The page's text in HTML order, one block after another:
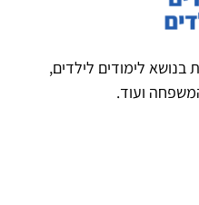
בנושא לימודים לילדים,
ועוד.